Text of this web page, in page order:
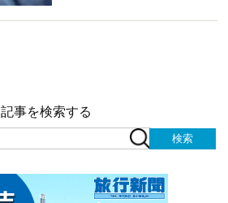
記事を検索する